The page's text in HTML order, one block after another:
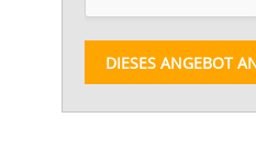
DIESES ANGEBOT